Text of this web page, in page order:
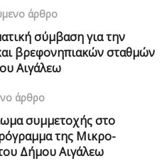
άρθρο
σύμβαση για την
βρεφονηπιακών σταθμών
Αιγάλεω
άρθρο
συμμετοχής στο
της Μικρο-
Δήμου Αιγάλεω